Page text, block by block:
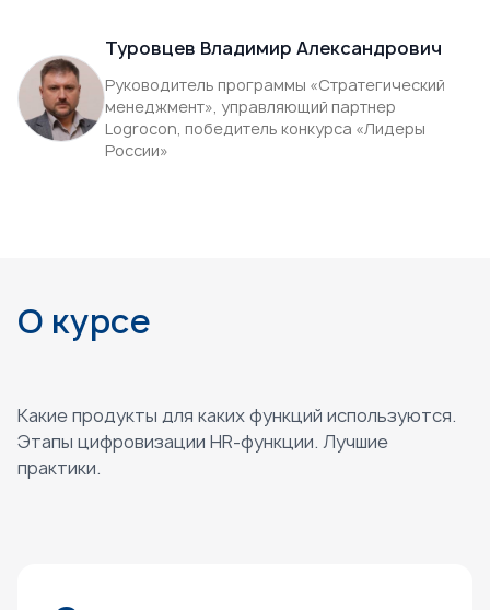
Туровцев Владимир Александрович
Руководитель программы «Стратегический
менеджмент», управляющий партнер
Logrocon, победитель конкурса «Лидеры
России»
О курсе
Какие продукты для каких функций используются.
Этапы цифровизации HR-функции. Лучшие
практики.